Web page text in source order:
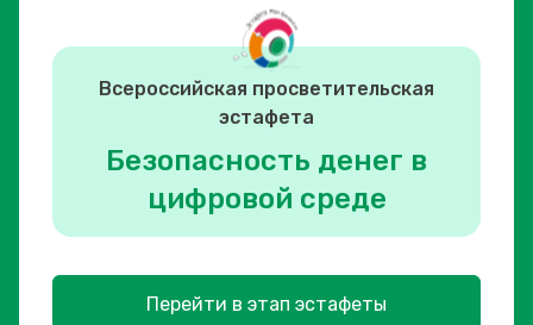
Всероссийская просветительская
эстафета
Безопасность денег в
цифровой среде
Перейти в этап эстафеты